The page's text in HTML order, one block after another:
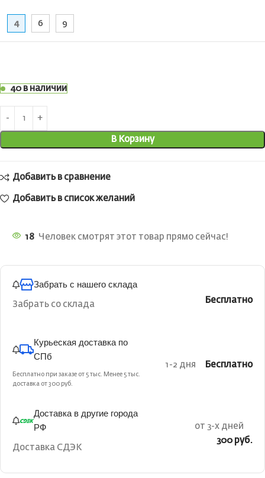
4 6 9
40 в наличии
В Корзину
Добавить в сравнение
Добавить в список желаний
18 Человек смотрят этот товар прямо сейчас!
Забрать с нашего склада
Забрать со склада Бесплатно
Курьеская доставка по
СПб
Бесплатно при заказе от 5 тыс. Менее 5 тыс.
доставка от 300 руб.
1-2 дня Бесплатно
Доставка в другие города
РФ
Доставка СДЭК
от 3-х дней
300 руб.